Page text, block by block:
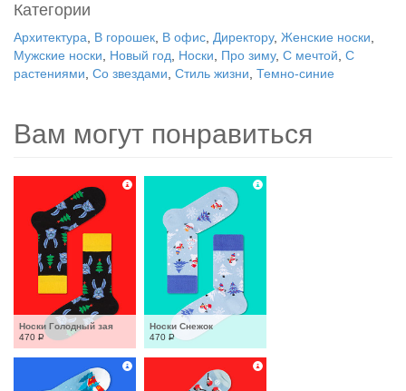
Категории
Архитектура В горошек В офис Директору, Женские носки
Мужские носки
Новый год Носки Про зиму, С мечтой С
растениями Со звездами Стиль жизни Темно-синие
Вам могут понравиться
Носки Голодный зая
470 Р
Носки Снежок
470 Р